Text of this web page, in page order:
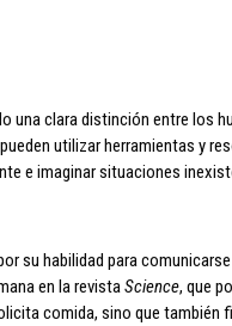
una clara distinción entre los
utilizar herramientas y
e imaginar situaciones
su habilidad para
en la revistaScience, que
comida, sino que también